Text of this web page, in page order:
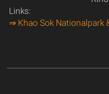
Links:
⇒ Khao Sok Nationalpark